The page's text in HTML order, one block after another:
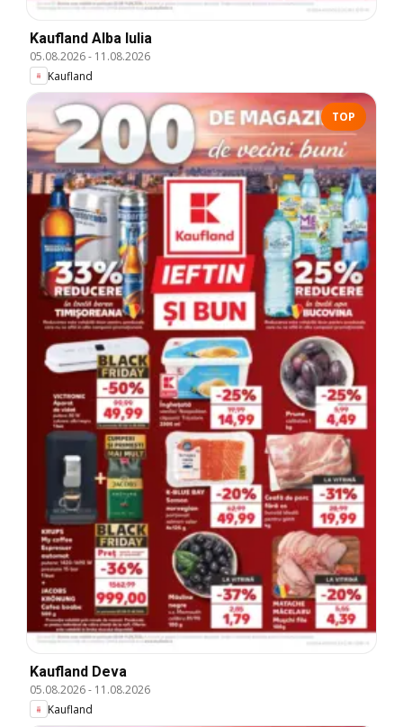
Kaufland Alba Iulia
05.08.2026- 11.08.2026
Kaufland
TOP
Kaufland Deva
05.08.2026- 11.08.2026
Kaufland